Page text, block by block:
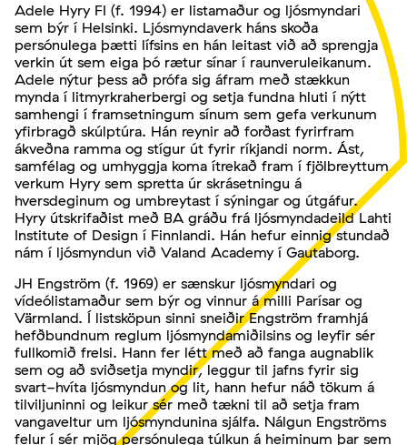
Adele Hyry FI (f. 1994) er listamaður og ljósmyndari
sem býr í Helsinki. Ljósmyndaverk háns skoða
persónulega þætti lífsins en hán leitast við að sprengja
verkin út sem eiga þó rætur sínar í raunveruleikanum.
Adele nýtur þess að prófa sig áfram með stækkun
mynda í litmyrkraherbergi og setja fundna hluti í nýtt
samhengi í framsetningum sínum sem gefa verkunum
yfirbragð skúlptúra. Hán reynir að forðast fyrirfram
ákveðna ramma og stígur út fyrir ríkjandi norm. Ást,
samfélag og umhyggja koma ítrekað fram í fjölbreyttum
verkum Hyry sem spretta úr skrásetningu á
hversdeginum og umbreytast í sýningar og útgáfur.
Hyry útskrifaðist með BA gráðu frá ljósmyndadeild Lahti
Institute of Design í Finnlandi. Hán hefur einnig stundað
nám í ljósmyndun við Valand Academy í Gautaborg.
JH Engström (f. 1969) er sænskur ljósmyndari og
vídeólistamaður sem býr og vinnur á milli Parísar og
Värmland. Í listsköpun sinni sneiðir Engström framhjá
hefðbundnum reglum ljósmyndamiðilsins og leyfir sér
fullkomið frelsi. Hann fer létt með að fanga augnablik
sem og að sviðsetja myndir, leggur til jafns fyrir sig
svart-hvíta ljósmyndun og lit, hann hefur náð tökum á
tilviljuninni og leikur sér með tækni til að setja fram
vangaveltur um ljósmyndunina sjálfa. Nálgun Engströms
felur í sér mjög persónulega túlkun á heiminum þar sem